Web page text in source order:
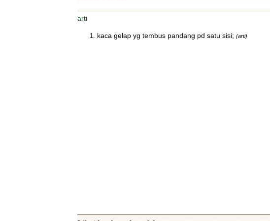
arti
kaca gelap yg tembus pandang pd satu sisi; (arti)